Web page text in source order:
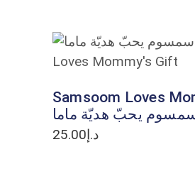
ADD TO
Samsoom Loves
يحبّ هديّة ماما
د.إ25.00